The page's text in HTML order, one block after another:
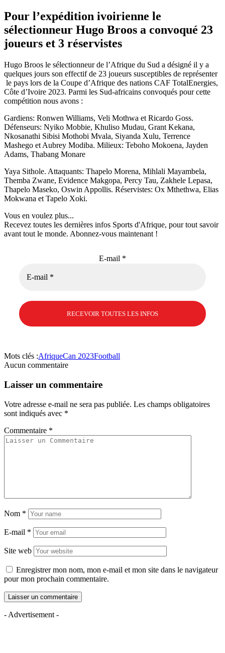
Pour l’expédition ivoirienne le
sélectionneur Hugo Broos a convoqué 23
joueurs et 3 réservistes
Hugo Broos le sélectionneur de l’Afrique du Sud a désigné il y a
quelques jours son effectif de 23 joueurs susceptibles de représenter
le pays lors de la Coupe d’Afrique des nations CAF TotalEnergies,
Côte d’Ivoire 2023. Parmi les Sud-africains convoqués pour cette
compétition nous avons :
Gardiens: Ronwen Williams, Veli Mothwa et Ricardo Goss.
Défenseurs: Nyiko Mobbie, Khuliso Mudau, Grant Kekana,
Nkosanathi Sibisi Mothobi Mvala, Siyanda Xulu, Terrence
Mashego et Aubrey Modiba. Milieux: Teboho Mokoena, Jayden
Adams, Thabang Monare
Yaya Sithole. Attaquants: Thapelo Morena, Mihlali Mayambela,
Themba Zwane, Evidence Makgopa, Percy Tau, Zakhele Lepasa,
Thapelo Maseko, Oswin Appollis. Réservistes: Ox Mthethwa, Elias
Mokwana et Tapelo Xoki.
Vous en voulez plus...
Recevez toutes les dernières infos Sports d'Afrique, pour tout savoir
avant tout le monde. Abonnez-vous maintenant !
E-mail *
Mots clés :AfriqueCan 2023Football
Aucun commentaire
Laisser un commentaire
Votre adresse e-mail ne sera pas publiée. Les champs obligatoires
sont indiqués avec *
Commentaire *
Nom *
E-mail *
Site web
Enregistrer mon nom, mon e-mail et mon site dans le navigateur
pour mon prochain commentaire.
- Advertisement -